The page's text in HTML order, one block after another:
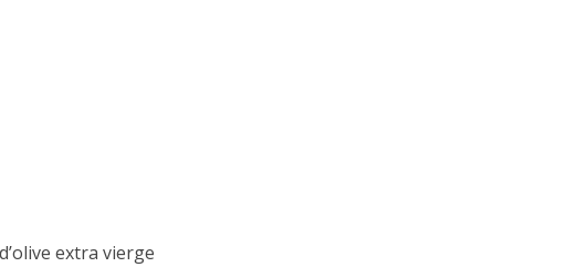
extra vierge